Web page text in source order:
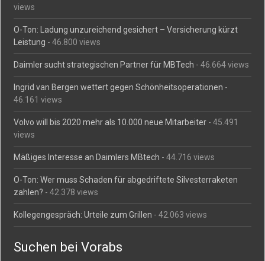
views
O-Ton: Ladung unzureichend gesichert – Versicherung kürzt
Leistung - 46.800 views
Daimler sucht strategischen Partner für MBTech - 46.664 views
Ingrid van Bergen wettert gegen Schönheitsoperationen -
46.161 views
Volvo will bis 2020 mehr als 10.000 neue Mitarbeiter - 45.491
views
Mäßiges Interesse an Daimlers MBtech - 44.716 views
O-Ton: Wer muss Schaden für abgedriftete Silvesterraketen
zahlen? - 42.378 views
Kollegengespräch: Urteile zum Grillen - 42.063 views
Suchen bei Vorabs